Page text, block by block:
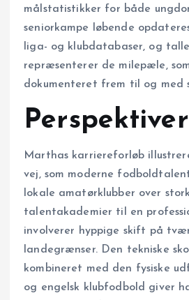
målstatistikker for både
seniorkampe løbende
liga- og klubdatabaser, og
repræsenterer de milepæle,
dokumenteret frem til og med
Perspektiver
Marthas karriereforløb
vej, som moderne
lokale amatørklubber over
talentakademier til en
involverer hyppige skift på
landegrænser. Den tekniske
kombineret med den fysiske
og engelsk klubfodbold giver